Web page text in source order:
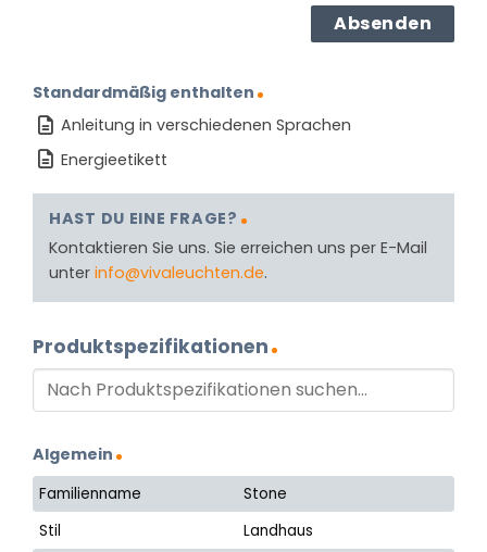
Standardmäßig enthalten
Anleitung in verschiedenen Sprachen
Energieetikett
HAST DU EINE FRAGE?
Kontaktieren Sie uns. Sie erreichen uns per E-Mail
unter info@vivaleuchten.de.
Produktspezifikationen
Algemein
Familienname
Stone
Stil
Landhaus